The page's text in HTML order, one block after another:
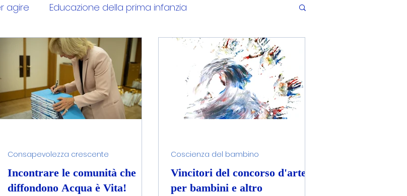
agire Educazione della prima infanzia
con l'acqua Filtrazione dell'acqua domestica
Consapevolezza crescente Coscienza del bambino
Incontrare le comunità che
diffondono Acqua è Vita!
Consapevolezza crescente
Vincitori del concorso d'arte
per bambini e altro
Coscienza del bambino